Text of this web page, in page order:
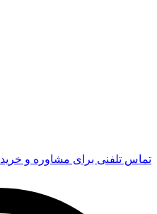
تماس تلفنی برای مشاوره و خرید